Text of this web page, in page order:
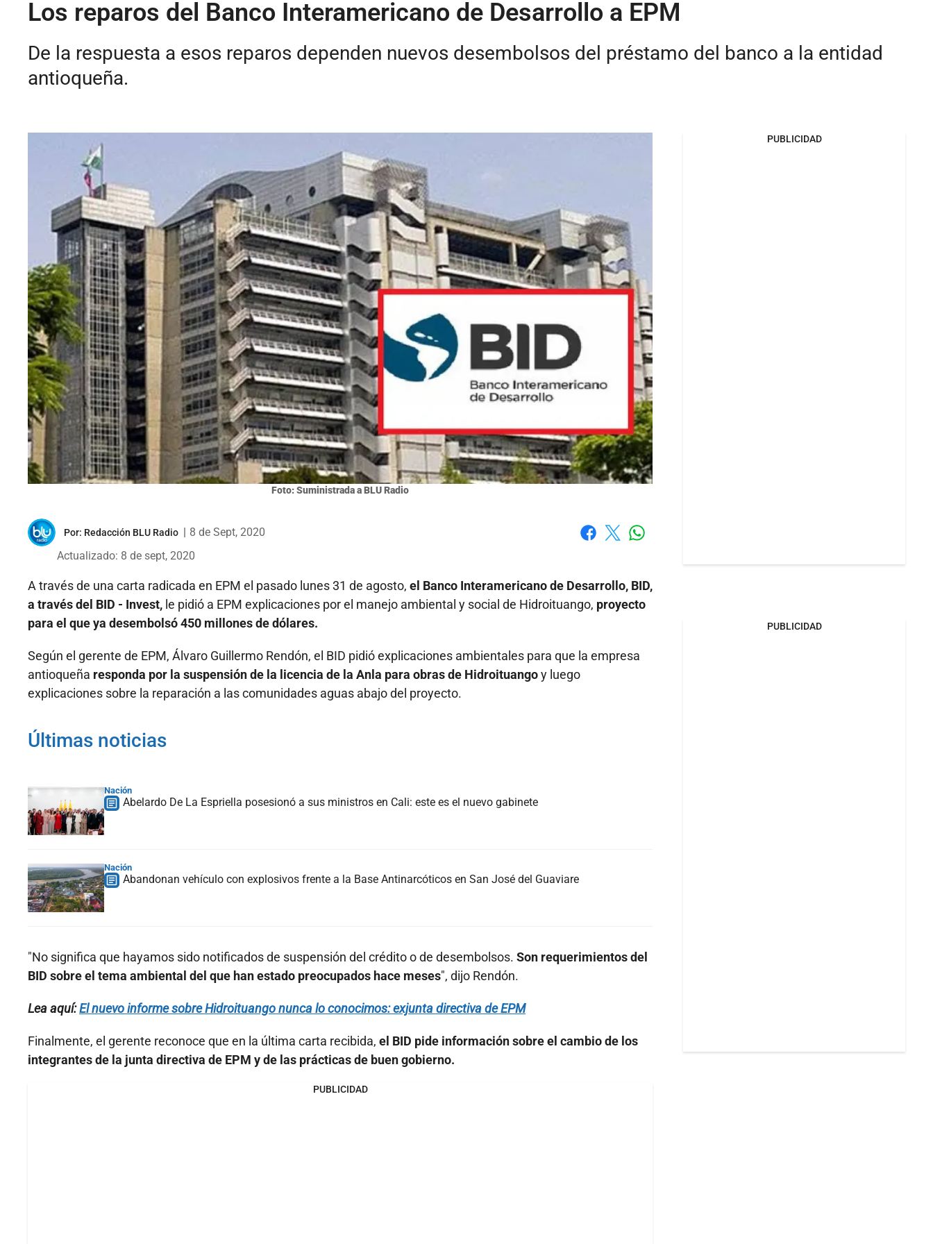
Los reparos del Banco Interamericano de Desarrollo a EPM
De la respuesta a esos reparos dependen nuevos desembolsos del préstamo del banco a la entidad
antioqueña.
Foto: Suministrada a BLU Radio
Por: Redacción BLU Radio
8 de Sept, 2020
Actualizado: 8 de sept, 2020
A través de una carta radicada en EPM el pasado lunes 31 de agosto, el Banco Interamericano de Desarrollo, BID,
a través del BID - Invest, le pidió a EPM explicaciones por el manejo ambiental y social de Hidroituango, proyecto
para el que ya desembolsó 450 millones de dólares.
Según el gerente de EPM, Álvaro Guillermo Rendón, el BID pidió explicaciones ambientales para que la empresa
antioqueña responda por la suspensión de la licencia de la Anla para obras de Hidroituangoy luego
explicaciones sobre la reparación a las comunidades aguas abajo del proyecto.
Últimas noticias
Nación
Abelardo De La Espriella posesionó a sus ministros en Cali: este es el nuevo gabinete
Nación
Abandonan vehículo con explosivos frente a la Base Antinarcóticos en San José del Guaviare
"No significa que hayamos sido notificados de suspensión del crédito o de desembolsos. Son requerimientos del
BID sobre el tema ambiental del que han estado preocupados hace meses", dijo Rendón.
Lea aquí:El nuevo informe sobre Hidroituango nunca lo conocimos: exjunta directiva de EPM
Finalmente, el gerente reconoce que en la última carta recibida, el BID pide información sobre el cambio de los
integrantes de la junta directiva de EPM y de las prácticas de buen gobierno.
PUBLICIDAD
PUBLICIDAD
PUBLICIDAD